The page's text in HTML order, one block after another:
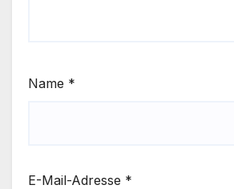
Name *
E-Mail-Adresse *